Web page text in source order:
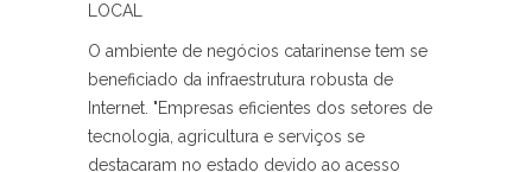
LOCAL
O ambiente de negócios catarinense tem se
beneficiado da infraestrutura robusta de
Internet. "Empresas eficientes dos setores de
tecnologia, agricultura e serviços se
destacaram no estado devido ao acesso